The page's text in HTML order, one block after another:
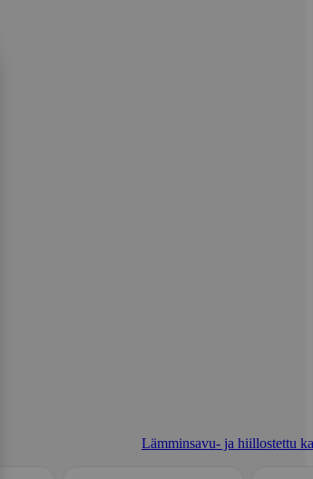
Lämminsavu- ja hiillostettu